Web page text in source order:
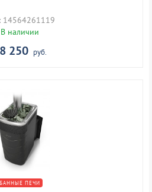
14564261119
В наличии
250 руб.
БАННЫЕ ПЕЧИ